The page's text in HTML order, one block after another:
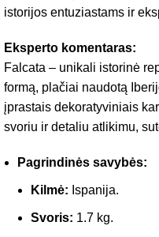
istorijos entuziastams ir
Eksperto komentaras:
Falcata – unikali istorinė
formą, plačiai naudotą
įprastais dekoratyviniais
svoriu ir detaliu atlikimu,
Pagrindinės savybės:
Kilmė: Ispanija.
Svoris: 1.7 kg.